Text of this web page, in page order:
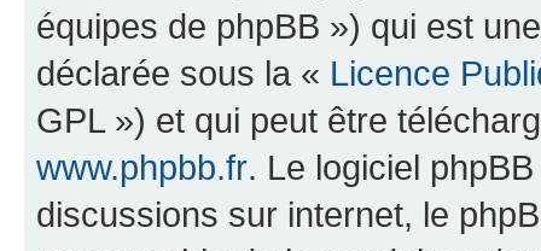
équipes de phpBB ») qui est
déclarée sous la « Licence
GPL ») et qui peut être
www.phpbb.fr. Le logiciel
discussions sur internet, le